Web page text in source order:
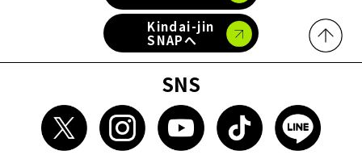
Kindai-jin
SNAPへ
SNS